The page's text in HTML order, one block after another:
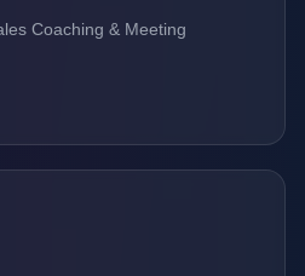
Coaching & Meeting